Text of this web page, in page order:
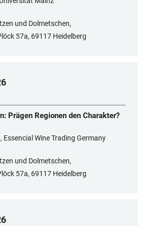
und Dolmetschen,
57a, 69117 Heidelberg
Prägen Regionen den Charakter?
Essencial Wine Trading Germany
und Dolmetschen,
57a, 69117 Heidelberg